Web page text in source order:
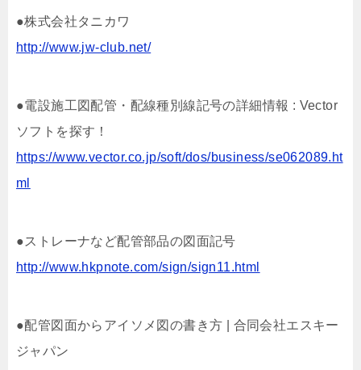
●株式会社タニカワ
http://www.jw-club.net/
●電設施工図配管・配線種別線記号の詳細情報 : Vector
ソフトを探す！
https://www.vector.co.jp/soft/dos/business/se062089.ht
ml
●ストレーナなど配管部品の図面記号
http://www.hkpnote.com/sign/sign11.html
●配管図面からアイソメ図の書き方 | 合同会社エスキー
ジャパン